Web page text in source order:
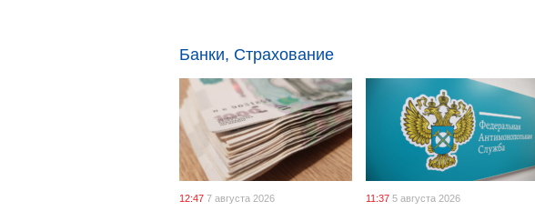
Банки, Страхование
12:47 7 августа 2026 11:37 5 августа 2026